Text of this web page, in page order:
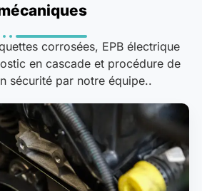
corrosées, EPB électrique
en cascade et procédure de
sécurité par notre équipe..